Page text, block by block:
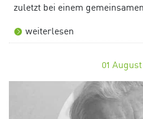
zuletzt bei einem
weiterlesen
01 August